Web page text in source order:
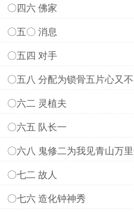
〇四六 佛家
〇五〇 消息
〇五四 对手
〇五八 分配为锁骨五片心又
赏加更
〇六二 灵植夫
〇六五 队长一
〇六八 鬼修二为我见青山万里
513打赏加更
〇七二 故人
〇七六 造化钟神秀